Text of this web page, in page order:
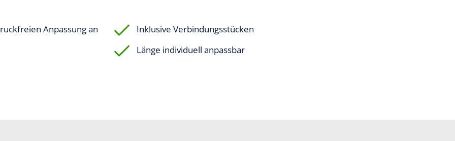
Anpassung an
Inklusive Verbindungsstücken
Länge individuell anpassbar